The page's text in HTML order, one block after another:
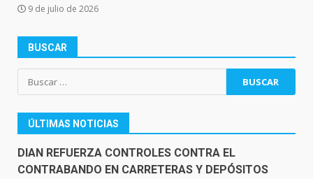
9 de julio de 2026
BUSCAR
Buscar:
ÚLTIMAS NOTICIAS
DIAN REFUERZA CONTROLES CONTRA EL
CONTRABANDO EN CARRETERAS Y DEPÓSITOS